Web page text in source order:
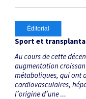
Éditorial
Sport et
Au cours de cette
augmentation
métaboliques, qui ont
cardiovasculaires,
l’origine d’une ...